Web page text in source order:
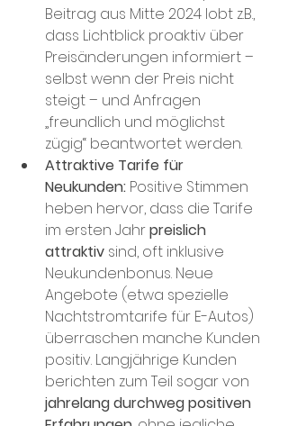
Beitrag aus Mitte 2024 lobt z.B.,
dass Lichtblick proaktiv über
Preisänderungen informiert –
selbst wenn der Preis nicht
steigt – und Anfragen
„freundlich und möglichst
zügig“ beantwortet werden​.
Attraktive Tarife für
Neukunden: Positive Stimmen
heben hervor, dass die Tarife
im ersten Jahr preislich
attraktiv sind, oft inklusive
Neukundenbonus​. Neue
Angebote (etwa spezielle
Nachtstromtarife für E-Autos)
überraschen manche Kunden
positiv​. Langjährige Kunden
berichten zum Teil sogar von
jahrelang durchweg positiven